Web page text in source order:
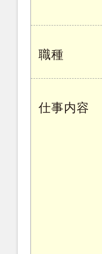
職種
仕事内容